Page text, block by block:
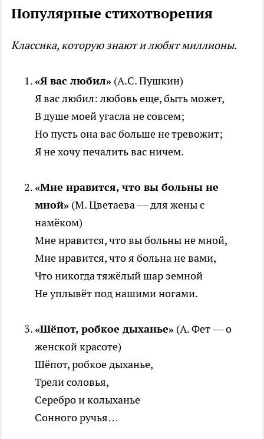
Популярные стихотворения
Классика, которую знают и любят миллионы.
«Я вас любил» (А.С. Пушкин)
Я вас любил: любовь еще, быть может,
В душе моей угасла не совсем;
Но пусть она вас больше не тревожит;
Я не хочу печалить вас ничем.
«Мне нравится, что вы больны не
мной» (М. Цветаева — для жены с
намёком)
Мне нравится, что вы больны не мной,
Мне нравится, что я больна не вами,
Что никогда тяжёлый шар земной
Не уплывёт под нашими ногами.
«Шёпот, робкое дыханье» (А. Фет — о
женской красоте)
Шёпот, робкое дыханье,
Трели соловья,
Серебро и колыханье
Сонного ручья…